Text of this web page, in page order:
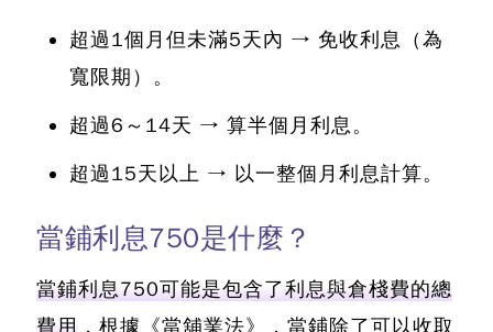
超過1個月但未滿5天內 → 免收利息（為
寬限期）。
超過6～14天 → 算半個月利息。
超過15天以上 → 以一整個月利息計算。
當鋪利息750是什麼？
當鋪利息750可能是包含了利息與倉棧費的總
費用 ，根據《當舖業法》，當鋪除了可以收取